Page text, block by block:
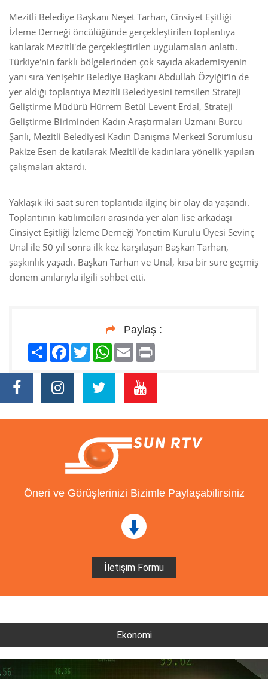
Mezitli Belediye Başkanı Neşet Tarhan, Cinsiyet Eşitliği
İzleme Derneği öncülüğünde gerçekleştirilen toplantıya
katılarak Mezitli'de gerçekleştirilen uygulamaları anlattı.
Türkiye'nin farklı bölgelerinden çok sayıda akademisyenin
yanı sıra Yenişehir Belediye Başkanı Abdullah Özyiğit'in de
yer aldığı toplantıya Mezitli Belediyesini temsilen Strateji
Geliştirme Müdürü Hürrem Betül Levent Erdal, Strateji
Geliştirme Biriminden Kadın Araştırmaları Uzmanı Burcu
Şanlı, Mezitli Belediyesi Kadın Danışma Merkezi Sorumlusu
Pakize Esen de katılarak Mezitli'de kadınlara yönelik yapılan
çalışmaları aktardı.
Yaklaşık iki saat süren toplantıda ilginç bir olay da yaşandı.
Toplantının katılımcıları arasında yer alan lise arkadaşı
Cinsiyet Eşitliği İzleme Derneği Yönetim Kurulu Üyesi Sevinç
Ünal ile 50 yıl sonra ilk kez karşılaşan Başkan Tarhan,
şaşkınlık yaşadı. Başkan Tarhan ve Ünal, kısa bir süre geçmiş
dönem anılarıyla ilgili sohbet etti.
Paylaş :
PaylaşFacebook
TwitterWhatsApp
Email
Öneri ve Görüşlerinizi Bizimle Paylaşabilirsiniz
İletişim Formu
Ekonomi